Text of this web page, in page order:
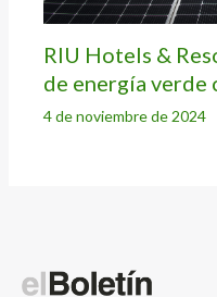
RIU Hotels &
de energía
4 de noviembre de 2024